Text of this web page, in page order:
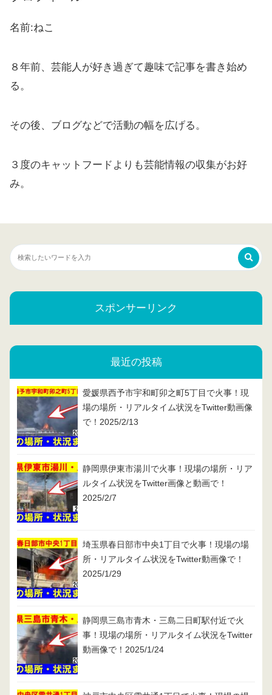
名前:ねこ
８年前、芸能人が好き過ぎて趣味で記事を書き始め
る。
その後、ブログなどで活動の幅を広げる。
３度のキャットフードよりも芸能情報の収集がお好
み。
スポンサーリンク
最近の投稿
愛媛県西予市宇和町卯之町5丁目で火事！現
場の場所・リアルタイム状況をTwitter動画像
で！2025/2/13
静岡県伊東市湯川で火事！現場の場所・リア
ルタイム状況をTwitter画像と動画で！
2025/2/7
埼玉県春日部市中央1丁目で火事！現場の場
所・リアルタイム状況をTwitter動画像で！
2025/1/29
静岡県三島市青木・三島二日町駅付近で火
事！現場の場所・リアルタイム状況をTwitter
動画像で！2025/1/24